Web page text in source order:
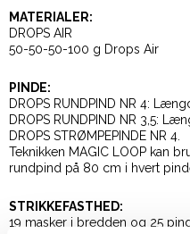
MATERIALER:
DROPS AIR
50-50-50-100 g Drops Air
PINDE:
DROPS RUNDPIND NR 4:
DROPS RUNDPIND NR 3,5:
DROPS STRØMPEPINDE NR 4.
Teknikken MAGIC LOOP kan
rundpind på 80 cm i hvert
STRIKKEFASTHED:
19 masker i bredden og 25